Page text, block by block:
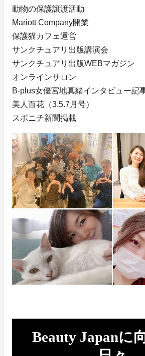
動物の保護譲渡活動
Mariott Company開業
保護猫カフェ運営
サンクチュアリ出版講演会
サンクチュアリ出版WEBマガジン
オンラインサロン
B-plus女優宮地真緒インタビュー記
美人百花（3.5.7月号）
スポニチ新聞掲載
Beauty Japanに